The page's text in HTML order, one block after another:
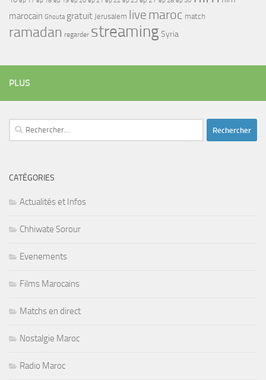
marocain Ghouta gratuit Jerusalem live maroc match
ramadan regarder streamingSyria
PLUS
Rechercher :
CATÉGORIES
Actualités et Infos
Chhiwate Sorour
Evenements
Films Marocains
Matchs en direct
Nostalgie Maroc
Radio Maroc